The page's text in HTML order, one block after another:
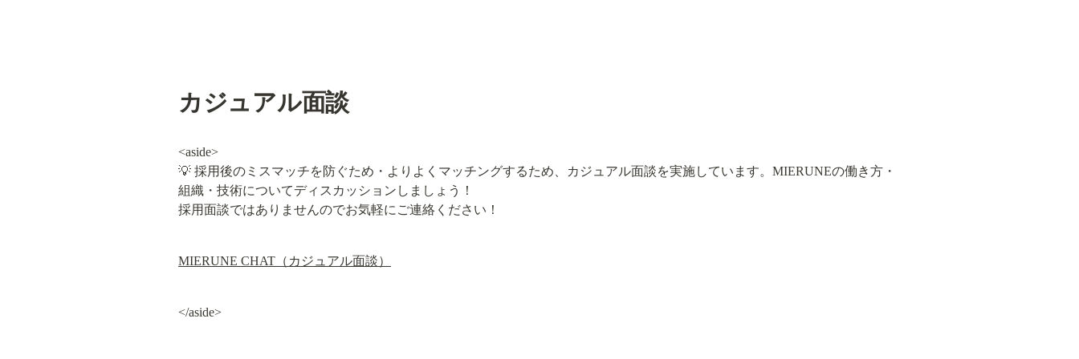
カジュアル面談
<aside>
💡 採用後のミスマッチを防ぐため・よりよくマッチングするため、カジュアル面談を実施しています。MIERUNEの働き方・
組織・技術についてディスカッションしましょう！
採用面談ではありませんのでお気軽にご連絡ください！
MIERUNE CHAT（カジュアル面談）
</aside>